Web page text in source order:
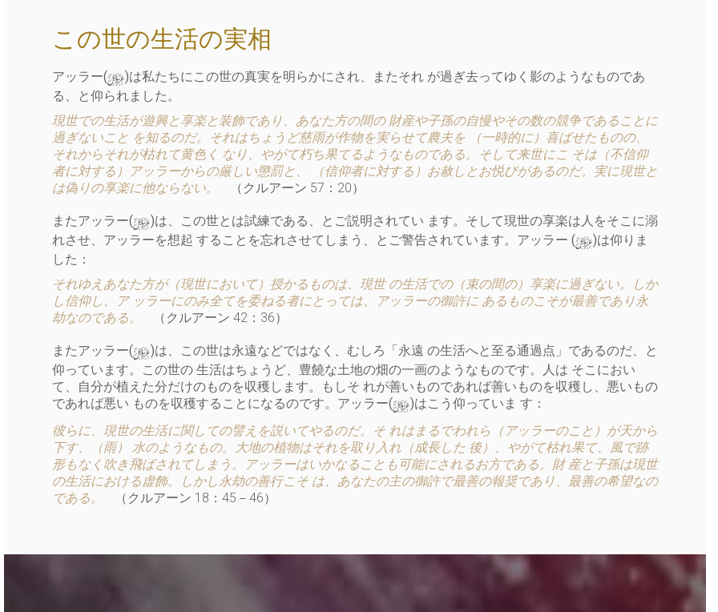
この世の生活の実相
アッラー(y)は私たちにこの世の真実を明らかにされ、またそれ が過ぎ去ってゆく影のようなものであ
る、と仰られました。
現世での生活が遊興と享楽と装飾であり、あなた方の間の 財産や子孫の自慢やその数の競争であることに
過ぎないこと を知るのだ。それはちょうど慈雨が作物を実らせて農夫を （一時的に）喜ばせたものの、
それからそれが枯れて黄色く なり、やがて朽ち果てるようなものである。そして来世にこ そは（不信仰
者に対する）アッラーからの厳しい懲罰と、 （信仰者に対する）お赦しとお悦びがあるのだ。実に現世と
は偽りの享楽に他ならない。
（クルアーン 57：20）
またアッラー(y)は、この世とは試練である、とご説明されてい ます。そして現世の享楽は人をそこに溺
れさせ、アッラーを想起 することを忘れさせてしまう、とご警告されています。アッラー (y)は仰りま
した：
それゆえあなた方が（現世において）授かるものは、現世 の生活での（束の間の）享楽に過ぎない。しか
し信仰し、ア ッラーにのみ全てを委ねる者にとっては、アッラーの御許に あるものこそが最善であり永
劫なのである。
（クルアーン 42：36）
またアッラー(y)は、この世は永遠などではなく、むしろ「永遠 の生活へと至る通過点」であるのだ、と
仰っています。この世の 生活はちょうど、豊饒な土地の畑の一画のようなものです。人は そこにおい
て、自分が植えた分だけのものを収穫します。もしそ れが善いものであれば善いものを収穫し、悪いもの
であれば悪い ものを収穫することになるのです。アッラー(y)はこう仰っていま す：
彼らに、現世の生活に関しての譬えを説いてやるのだ。そ れはまるでわれら（アッラーのこと）が天から
下す、（雨） 水のようなもの。大地の植物はそれを取り入れ（成長した 後）、やがて枯れ果て、風で跡
形もなく吹き飛ばされてしまう。アッラーはいかなることも可能にされるお方である。財 産と子孫は現世
の生活における虚飾。しかし永劫の善行こそ は、あなたの主の御許で最善の報奨であり、最善の希望なの
である。
（クルアーン 18：45－46）